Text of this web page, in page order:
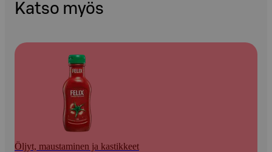
Katso myös
Öljyt, maustaminen ja kastikkeet